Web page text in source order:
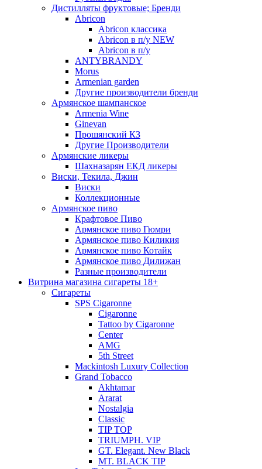
Дистилляты фруктовые; Бренди
Abricon
Abricon классика
Abricon в п/у NEW
Abricon в п/у
ANTYBRANDY
Morus
Armenian garden
Другие производители бренди
Армянское шампанское
Armenia Wine
Ginevan
Прошянский КЗ
Другие Производители
Армянские ликеры
Шахназарян ЕКД ликеры
Виски, Текила, Джин
Виски
Коллекционные
Армянское пиво
Крафтовое Пиво
Армянское пиво Гюмри
Армянское пиво Киликия
Армянское пиво Котайк
Армянское пиво Дилижан
Разные производители
Витрина магазина сигареты 18+
Cигареты
SPS Cigaronne
Сigaronne
Tattoo by Cigaronne
Center
AMG
5th Street
Mackintosh Luxury Collection
Grand Tobacco
Akhtamar
Ararat
Nostalgia
Classic
TIP TOP
TRIUMPH. VIP
GT. Elegant. New Black
MT. BLACK TIP